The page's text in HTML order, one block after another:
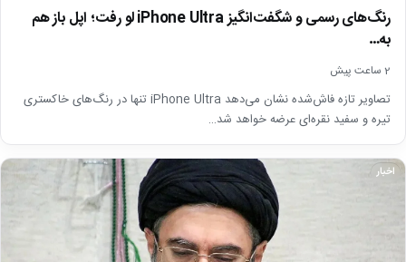
رنگ‌های رسمی و شگفت‌انگیز iPhone Ultra لو رفت؛ اپل باز هم
به…
2 ساعت پیش
تصاویر تازه فاش‌شده نشان می‌دهد iPhone Ultra تنها در رنگ‌های خاکستری
تیره و سفید نقره‌ای عرضه خواهد شد…
اخبار